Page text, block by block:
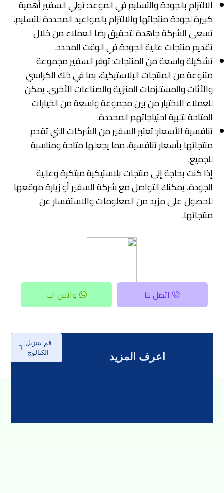
الالتزام بالجودة والتسليم في الموعد: تولي السفير أهمية
كبيرة لجودة منتجاتها والالتزام بالمواعيد المحددة للتسليم.
تسعى الشركة جاهدة لتحقيق رضا العملاء من خلال
تقديم منتجات عالية الجودة في الوقت المحدد.
تشكيلة واسعة من المنتجات: توفر السفير مجموعة
متنوعة من المنتجات البلاستيكية، بما في ذلك الكراسي
والأثاث والمستلزمات المنزلية والصناعات الأخرى. يمكن
للعملاء الاختيار من بين مجموعة واسعة من الخيارات
المتاحة لتلبية احتياجاتهم المحددة.
تنافسية الأسعار: تعتبر السفير من الشركات التي تقدم
منتجاتها بأسعار تنافسية، مما يجعلها متاحة ومناسبة
للجميع.
إذا كنت بحاجة إلى منتجات بلاستيكية مبتكرة وعالية
الجودة، يمكنك التواصل مع شركة السفير أو زيارة موقعها
للحصول على مزيد من المعلومات والاستفسار عن
منتجاتها.
اتصل بنا واتس اب
اعرف المزيد
قم بتنزيل
الكتالوج